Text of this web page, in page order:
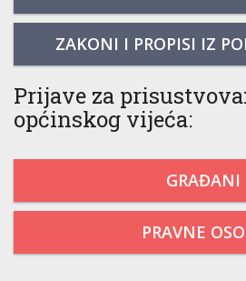
ZAKONI I PROPISI IZ
Prijave za
općinskog vijeća:
GRAĐANI
PRAVNE